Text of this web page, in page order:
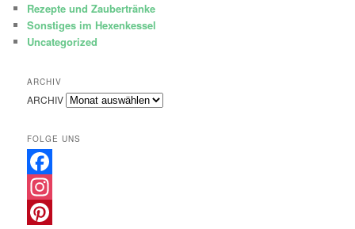
Rezepte und Zaubertränke
Sonstiges im Hexenkessel
Uncategorized
ARCHIV
ARCHIV
FOLGE UNS
Facebook
Instagram